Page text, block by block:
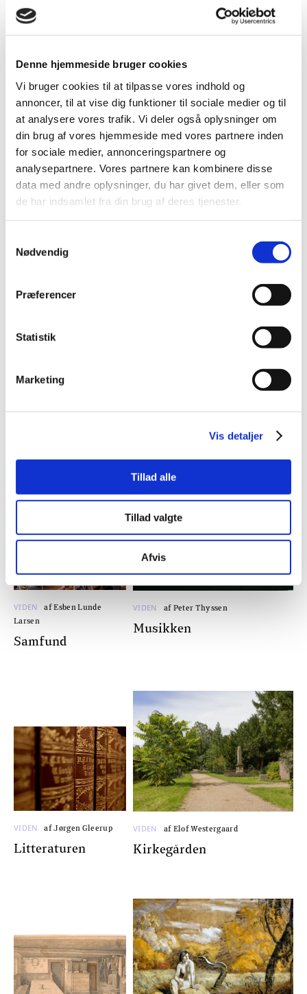
Denne hjemmeside bruger cookies
Vi bruger cookies til at tilpasse vores indhold og
annoncer, til at vise dig funktioner til sociale medier og til
at analysere vores trafik. Vi deler også oplysninger om
din brug af vores hjemmeside med vores partnere inden
for sociale medier, annonceringspartnere og
analysepartnere. Vores partnere kan kombinere disse
data med andre oplysninger, du har givet dem, eller som
de har indsamlet fra din brug af deres tjenester.
Nødvendig
Præferencer
Statistik
Marketing
Vis detaljer
Tillad alle
Tillad valgte
Afvis
VIDEN VIDEN af Regner Birkelund
Frihed
VIDEN
af Esben Lunde
Larsen
Samfund
VIDEN af Peter Thyssen
Musikken
VIDEN af Jørgen Gleerup
Litteraturen
VIDEN af Elof Westergaard
Kirkegården